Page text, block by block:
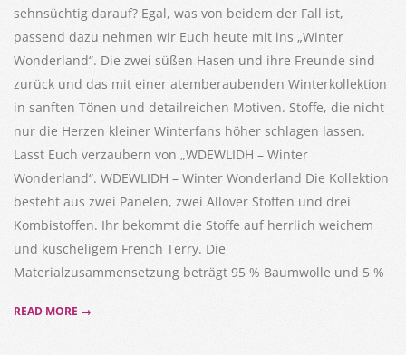
sehnsüchtig darauf? Egal, was von beidem der Fall ist,
passend dazu nehmen wir Euch heute mit ins „Winter
Wonderland“. Die zwei süßen Hasen und ihre Freunde sind
zurück und das mit einer atemberaubenden Winterkollektion
in sanften Tönen und detailreichen Motiven. Stoffe, die nicht
nur die Herzen kleiner Winterfans höher schlagen lassen.
Lasst Euch verzaubern von „WDEWLIDH – Winter
Wonderland“. WDEWLIDH – Winter Wonderland Die Kollektion
besteht aus zwei Panelen, zwei Allover Stoffen und drei
Kombistoffen. Ihr bekommt die Stoffe auf herrlich weichem
und kuscheligem French Terry. Die
Materialzusammensetzung beträgt 95 % Baumwolle und 5 %
READ MORE →